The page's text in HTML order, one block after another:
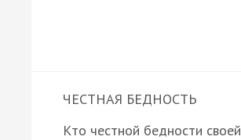
ЧЕСТНАЯ БЕДНОСТЬ
Кто честной бедности своей